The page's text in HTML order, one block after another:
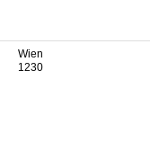
Wien
1230